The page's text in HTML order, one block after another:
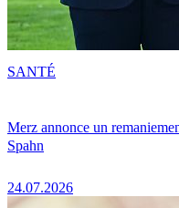
Merz annonce un
Spahn
24.07.2026
SANTÉ